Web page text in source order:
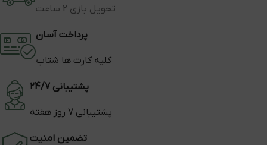
تحویل بازی 2 ساعت
پرداخت آسان
کلیه کارت ها شتاب
پشتیبانی 24/7
پشتیبانی 7 روز هفته
تضمین امنیت